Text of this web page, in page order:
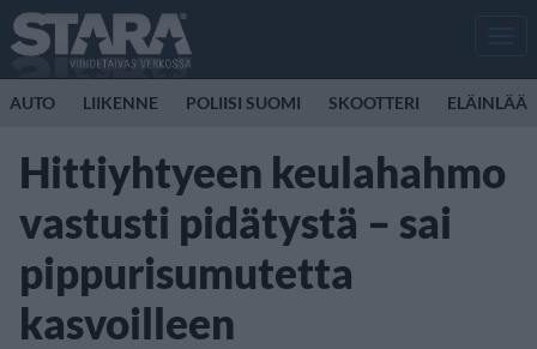
AUTO LIIKENNE POLIISI SUOMI SKOOTTERI
Hittiyhtyeen keulahahmo
vastusti pidätystä – sai
pippurisumutetta
kasvoilleen